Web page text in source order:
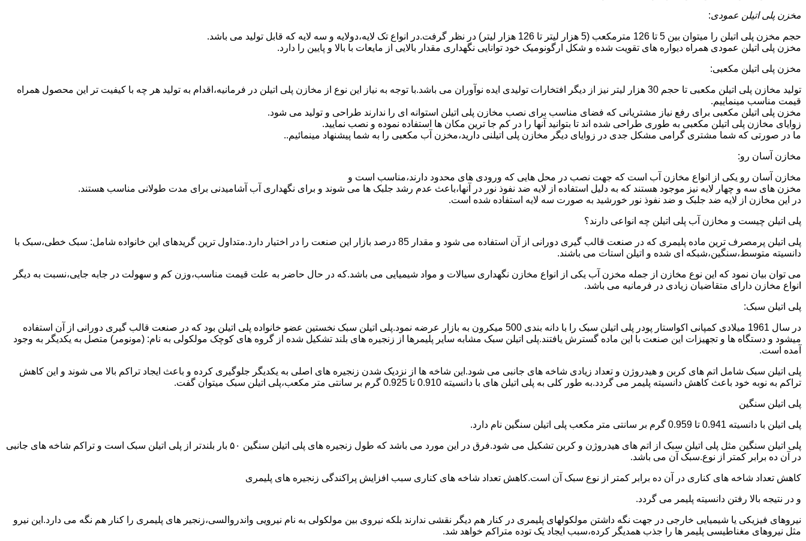
مخزن پلی اتیلن عمودی:
حجم مخزن پلی اتیلن را میتوان بین 5 تا 126 مترمکعب (5 هزار لیتر تا 126 هزار لیتر) در نظر گرفت.در انواع تک لایه،دولایه و سه لایه که قابل تولید می باشد.
مخزن پلی اتیلن عمودی همراه دیواره های تقویت شده و شکل ارگونومیک خود توانایی نگهداری مقدار بالایی از مایعات با بالا و پایین را دارد.
مخزن پلی اتیلن مکعبی:
تولید مخازن پلی اتیلن مکعبی تا حجم 30 هزار لیتر نیز از دیگر افتخارات تولیدی ایده نوآوران می باشد.با توجه به نیاز این نوع از مخازن پلی اتیلن در فرمانیه،اقدام به تولید هر چه با کیفیت تر این محصول همراه
قیمت مناسب مینماییم.
مخزن پلی اتیلن مکعبی برای رفع نیاز مشتریانی که فضای مناسب برای نصب مخازن پلی اتیلن استوانه ای را ندارند طراحی و تولید می شود.
زوایای مخازن پلی اتیلن مکعبی به طوری طراحی شده اند تا بتوانید آنها را در کم جا ترین مکان ها استفاده نموده و نصب نمایید.
ما در صورتی که شما مشتری گرامی مشکل جدی در زوایای دیگر مخازن پلی اتیلنی دارید،مخزن آب مکعبی را به شما پیشنهاد مینمائیم..
مخازن آسان رو:
مخازن آسان رو یکی از انواع مخازن آب است که جهت نصب در محل هایی که ورودی های محدود دارند،مناسب است و
مخزن های سه و چهار لایه نیز موجود هستند که به دلیل استفاده از لایه ضد نفوذ نور در آنها،باعث عدم رشد جلبک ها می شوند و برای نگهداری آب آشامیدنی برای مدت طولانی مناسب هستند.
در این مخازن از لایه ضد جلبک و ضد نفوذ نور خورشید به صورت سه لایه استفاده شده است.
پلی اتیلن چیست و مخازن آب پلی اتیلن چه انواعی دارند؟
پلی اتیلن پرمصرف ترین ماده پلیمری که در صنعت قالب گیری دورانی از آن استفاده می شود و مقدار 85 درصد بازار این صنعت را در اختیار دارد.متداول ترین گریدهای این خانواده شامل: سبک خطی،سبک با
دانسیته متوسط،سنگین،شبکه ای شده و اتیلن استات می باشند.
می توان بیان نمود که این نوع مخازن از جمله مخزن آب یکی از انواع مخازن نگهداری سیالات و مواد شیمیایی می باشد.که در حال حاضر به علت قیمت مناسب،وزن کم و سهولت در جابه جایی،نسبت به دیگر
انواع مخازن دارای متقاضیان زیادی در فرمانیه می باشد.
پلی اتیلن سبک:
در سال 1961 میلادی کمپانی اکواستار پودر پلی اتیلن سبک را با دانه بندی 500 میکرون به بازار عرضه نمود.پلی اتیلن سبک نخستین عضو خانواده پلی اتیلن بود که در صنعت قالب گیری دورانی از آن استفاده
میشود و دستگاه ها و تجهیزات این صنعت با این ماده گسترش یافتند.پلی اتیلن سبک مشابه سایر پلیمرها از زنجیره های بلند تشکیل شده از گروه های کوچک مولکولی به نام: (مونومر) متصل به یکدیگر به وجود
آمده است.
پلی اتیلن سبک شامل اتم های کربن و هیدروژن و تعداد زیادی شاخه های جانبی می شود.این شاخه ها از نزدیک شدن زنجیره های اصلی به یکدیگر جلوگیری کرده و باعث ایجاد تراکم بالا می شوند و این کاهش
تراکم به نوبه خود باعث کاهش دانسیته پلیمر می گردد.به طور کلی به پلی اتیلن های با دانسیته 0.910 تا 0.925 گرم بر سانتی متر مکعب،پلی اتیلن سبک میتوان گفت.
پلی اتیلن سنگین
پلی اتیلن با دانسیته 0.941 تا 0.959 گرم بر سانتی متر مکعب پلی اتیلن سنگین نام دارد.
پلی اتیلن سنگین مثل پلی اتیلن سبک از اتم های هیدروژن و کربن تشکیل می شود.فرق در این مورد می باشد که طول زنجیره های پلی اتیلن سنگین ۵۰ بار بلندتر از پلی اتیلن سبک است و تراکم شاخه های جانبی
در آن ده برابر کمتر از نوع.سبک آن می باشد.
کاهش تعداد شاخه های کناری در آن ده برابر کمتر از نوع سبک آن است.کاهش تعداد شاخه های کناری سبب افزایش پراکندگی زنجیره های پلیمری
و در نتیجه بالا رفتن دانسیته پلیمر می گردد.
نیروهای فیزیکی یا شیمیایی خارجی در جهت نگه داشتن مولکولهای پلیمری در کنار هم دیگر نقشی ندارند بلکه نیروی بین مولکولی به نام نیرویی واندروالسی،زنجیر های پلیمری را کنار هم نگه می دارد.این نیرو
مثل نیروهای مغناطیسی پلیمر ها را جذب همدیگر کرده،سبب ایجاد یک توده متراکم خواهد شد.